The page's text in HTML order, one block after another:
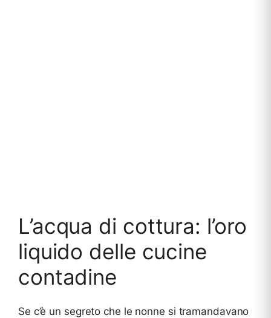
L’acqua di cottura: l’oro
liquido delle cucine
contadine
Se c’è un segreto che le nonne si tramandavano